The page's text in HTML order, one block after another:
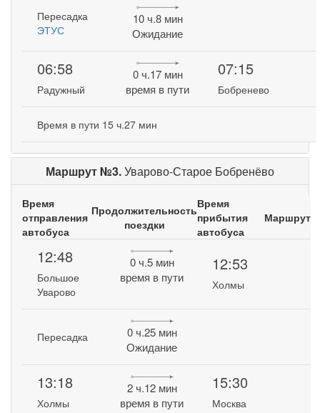
Пересадка
ЭТУС
10 ч.8 мин
Ожидание
06:58
Радужный
0 ч.17 мин
время в пути
07:15
Бобренево
Время в пути 15 ч.27 мин
Маршрут №3.Уварово-Старое Бобренёво
Время
отправления
автобуса
Продолжительность
поездки
Время
прибытия
автобуса
Маршрут
12:48
Большое
Уварово
0 ч.5 мин
время в пути
12:53
Холмы
Пересадка
0 ч.25 мин
Ожидание
13:18
Холмы
2 ч.12 мин
время в пути
15:30
Москва